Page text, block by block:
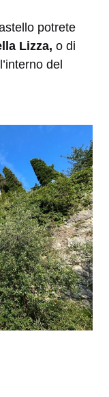
potrete
Lizza, o di
del